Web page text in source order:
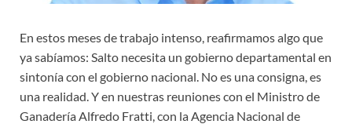
En estos meses de trabajo intenso, reafirmamos algo que
ya sabíamos: Salto necesita un gobierno departamental en
sintonía con el gobierno nacional. No es una consigna, es
una realidad. Y en nuestras reuniones con el Ministro de
Ganadería Alfredo Fratti, con la Agencia Nacional de